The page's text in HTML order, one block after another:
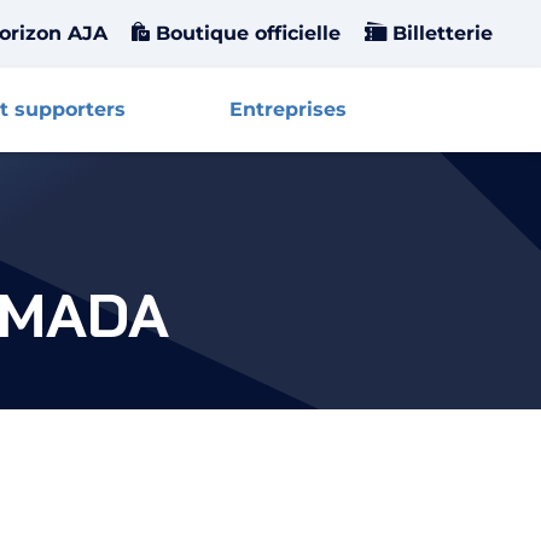
AJA Boutique officielle Billetterie
supporters Entreprises